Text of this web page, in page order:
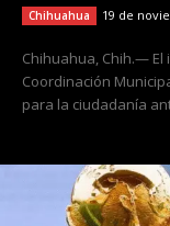
Chihuahua 19 de
Chihuahua, Chih.—
Coordinación
para la ciudadanía